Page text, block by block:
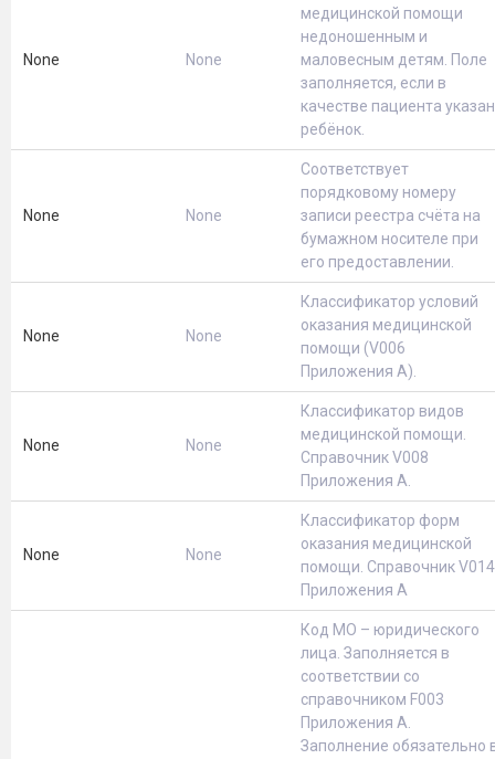
None None
медицинской помощи
недоношенным и
маловесным детям. Поле
заполняется, если в
качестве пациента указан
ребёнок.
None None
Соответствует
порядковому номеру
записи реестра счёта на
бумажном носителе при
его предоставлении.
None None
Классификатор условий
оказания медицинской
помощи (V006
Приложения А).
None None
Классификатор видов
медицинской помощи.
Справочник V008
Приложения А.
None None
Классификатор форм
оказания медицинской
помощи. Справочник V014
Приложения А
Код МО – юридического
лица. Заполняется в
соответствии со
справочником F003
Приложения А.
Заполнение обязательно